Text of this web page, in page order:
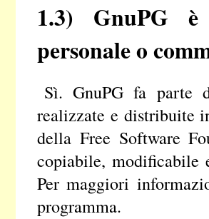
1.3) GnuPG è
personale o
Sì. GnuPG fa parte
realizzate e distribuite
della Free Software
copiabile, modificabile
Per maggiori
programma.